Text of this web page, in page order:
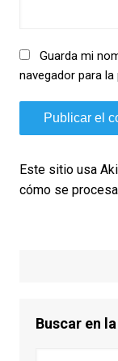
Guarda mi
navegador para
Este sitio usa
cómo se
Buscar en